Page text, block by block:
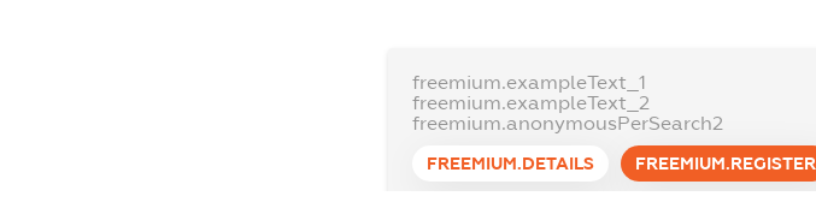
freemium.exampleText_1
freemium.exampleText_2
freemium.anonymousPerSearch2
FREEMIUM.DETAILS FREEMIUM.REGISTER